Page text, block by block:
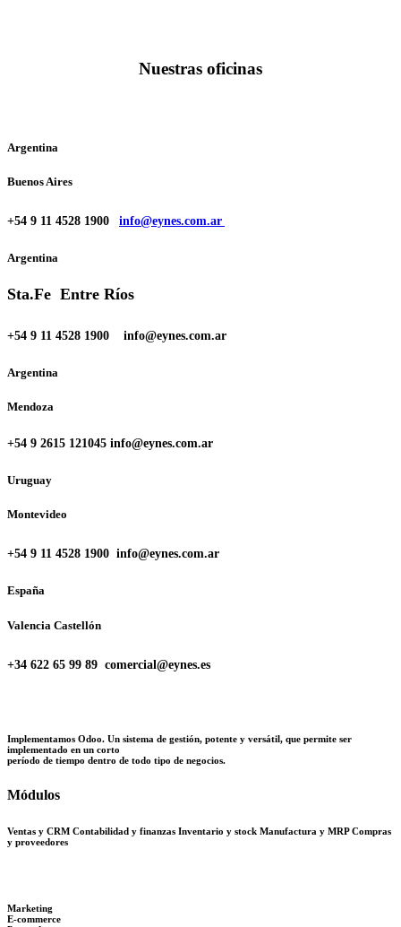
Nuestras oficinas
Argentina
Buenos Aires
+54 9 11 4528 1900 info@eynes.com.ar
Argentina
Sta.Fe Entre Ríos
+54 9 11 4528 1900 info@eynes.com.ar
Argentina
Mendoza
+54 9 2615 121045 info@eynes.com.ar
Uruguay
Montevideo
+54 9 11 4528 1900 info@eynes.com.ar
España
Valencia Castellón
+34 622 65 99 89 comercial@eynes.es
Implementamos Odoo. Un sistema de gestión, potente y versátil, que permite ser
implementado en un corto
período de tiempo dentro de todo tipo de negocios.
Módulos
Ventas y CRM Contabilidad y finanzas Inventario y stock Manufactura y MRP Compras
y proveedores
Marketing
E-commerce